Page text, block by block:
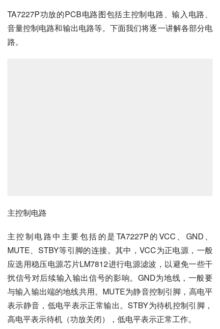
TA7227P功放的PCB电路图包括主控制电路、输入电路、
音量控制电路和输出电路等。下面我们将逐一讲解各部分电
路。
主控制电路
主控制电路中主要包括的是TA7227P的VCC、GND、
MUTE、STBY等引脚的连接。其中，VCC为正电源，一般
应选用稳压电源芯片LM7812进行电源滤波，以避免一些干
扰信号对后续输入输出信号的影响。GND为地线，一般要
与输入输出端的地线共用。MUTE为静音控制引脚，高电平
表示静音，低电平表示正常输出。STBY为待机控制引脚，
高电平表示待机（功放关闭），低电平表示正常工作。